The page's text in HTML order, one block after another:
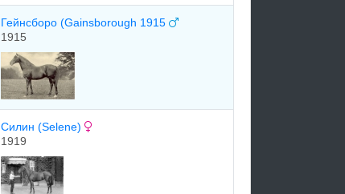
Гейнсборо (Gainsborough 1915
1915
Силин (Selene)
1919